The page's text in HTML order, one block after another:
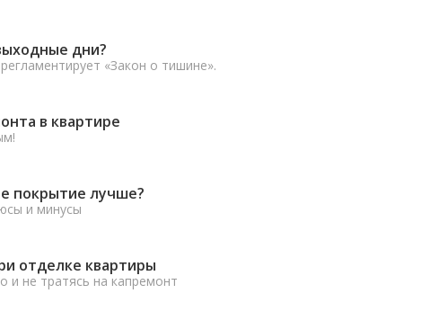
дни?
«Закон о тишине».
в квартире
покрытие лучше?
и минусы
отделке квартиры
и не тратясь на капремонт